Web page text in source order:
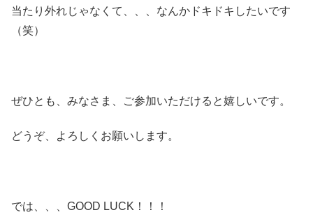
当たり外れじゃなくて、、、なんかドキドキしたいです
（笑）
ぜひとも、みなさま、ご参加いただけると嬉しいです。
どうぞ、よろしくお願いします。
では、、、GOOD LUCK！！！